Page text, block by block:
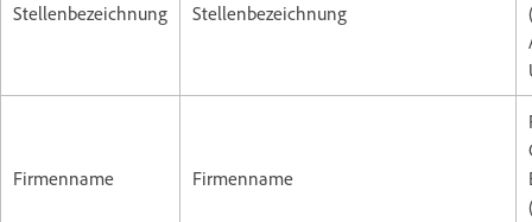
Stellenbezeichnung Stellenbezeichnung
Firmenname Firmenname